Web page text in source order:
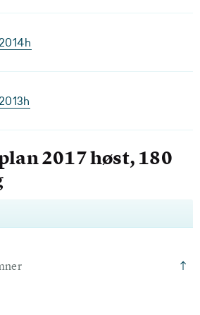
2017 høst, 180